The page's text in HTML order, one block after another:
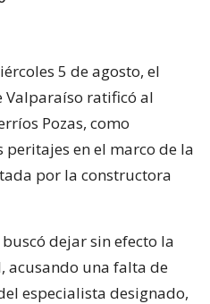
5 de agosto, el
Valparaíso ratificó al
Pozas, como
en el marco de la
por la constructora
dejar sin efecto la
acusando una falta de
especialista designado,